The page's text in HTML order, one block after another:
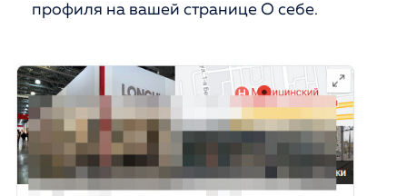
профиля на вашей странице О себе.